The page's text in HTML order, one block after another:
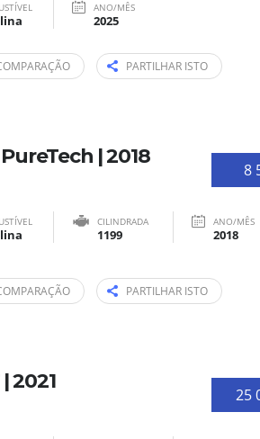
ANO/MÊS
2025
PARTILHAR ISTO
8
| 2018
CILINDRADA
1199
ANO/MÊS
2018
PARTILHAR ISTO
25
2021